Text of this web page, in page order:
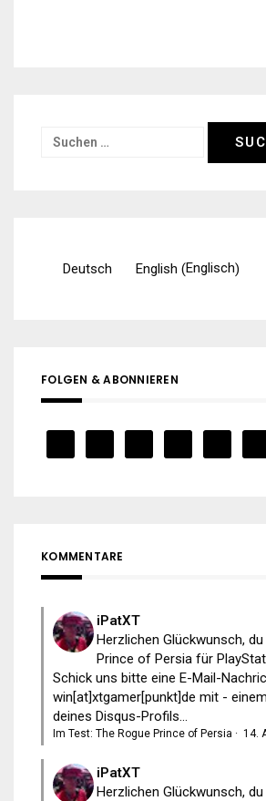
Suchen
Deutsch English (Englisch)
FOLGEN & ABONNIEREN
KOMMENTARE
iPatXT
Herzlichen Glückwunsch,
Prince of Persia für
Schick uns bitte eine E-Mail-
win[at]xtgamer[punkt]de mit -
deines Disqus-Profils...
Im Test: The Rogue Prince of Persia · 14.
iPatXT
Herzlichen Glückwunsch,